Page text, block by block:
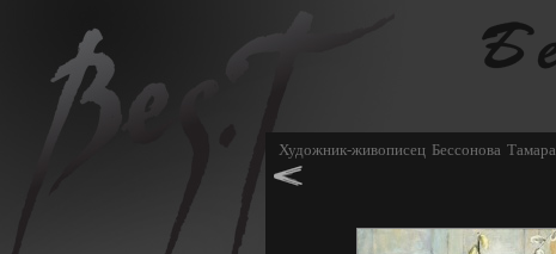
Художник-живописец Бессонова Тамара